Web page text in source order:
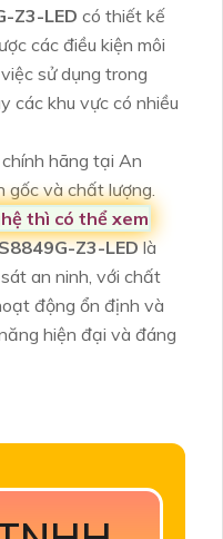
Z3-LED có thiết kế
các điều kiện môi
sử dụng trong
các khu vực có nhiều
hãng tại An
gốc và chất lượng.
thì có thể xem
Z3-LEDlà
an ninh, với chất
động ổn định và
hiện đại và đáng